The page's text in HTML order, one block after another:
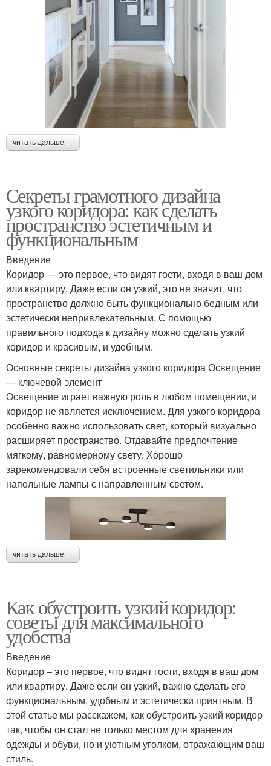
читать дальше →
Секреты грамотного дизайна
узкого коридора: как сделать
пространство эстетичным и
функциональным
Введение
Коридор — это первое, что видят гости, входя в ваш дом
или квартиру. Даже если он узкий, это не значит, что
пространство должно быть функционально бедным или
эстетически непривлекательным. С помощью
правильного подхода к дизайну можно сделать узкий
коридор и красивым, и удобным.
Основные секреты дизайна узкого коридора Освещение
— ключевой элемент
Освещение играет важную роль в любом помещении, и
коридор не является исключением. Для узкого коридора
особенно важно использовать свет, который визуально
расширяет пространство. Отдавайте предпочтение
мягкому, равномерному свету. Хорошо
зарекомендовали себя встроенные светильники или
напольные лампы с направленным светом.
читать дальше →
Как обустроить узкий коридор:
советы для максимального
удобства
Введение
Коридор – это первое, что видят гости, входя в ваш дом
или квартиру. Даже если он узкий, важно сделать его
функциональным, удобным и эстетически приятным. В
этой статье мы расскажем, как обустроить узкий коридор
так, чтобы он стал не только местом для хранения
одежды и обуви, но и уютным уголком, отражающим ваш
стиль.